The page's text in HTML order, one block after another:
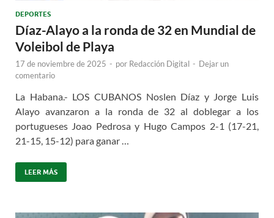
DEPORTES
Díaz-Alayo a la ronda de 32 en Mundial de
Voleibol de Playa
17 de noviembre de 2025 - por Redacción Digital - Dejar un
comentario
La Habana.- LOS CUBANOS Noslen Díaz y Jorge Luis
Alayo avanzaron a la ronda de 32 al doblegar a los
portugueses Joao Pedrosa y Hugo Campos 2-1 (17-21,
21-15, 15-12) para ganar …
LEER MÁS